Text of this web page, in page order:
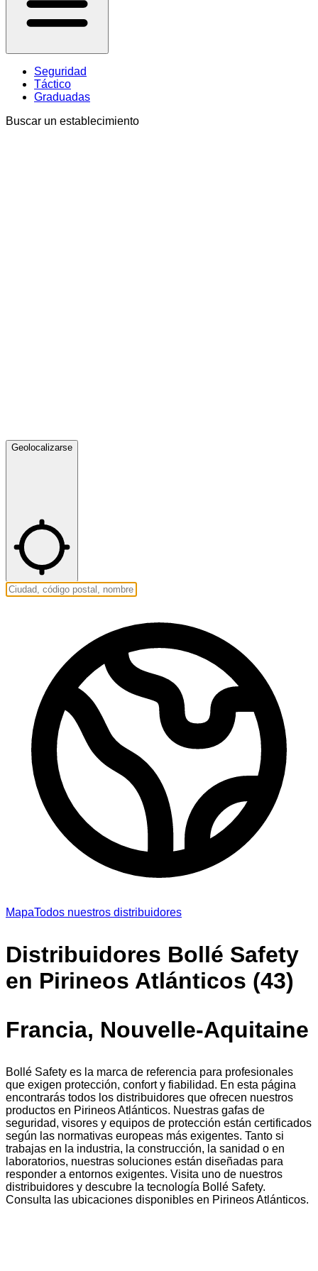
Seguridad
Táctico
Graduadas
Buscar un establecimiento
Geolocalizarse
MapaTodos nuestros distribuidores
Distribuidores Bollé Safety
en Pirineos Atlánticos (43)
Francia, Nouvelle-Aquitaine
Bollé Safety es la marca de referencia para profesionales
que exigen protección, confort y fiabilidad. En esta página
encontrarás todos los distribuidores que ofrecen nuestros
productos en Pirineos Atlánticos. Nuestras gafas de
seguridad, visores y equipos de protección están certificados
según las normativas europeas más exigentes. Tanto si
trabajas en la industria, la construcción, la sanidad o en
laboratorios, nuestras soluciones están diseñadas para
responder a entornos exigentes. Visita uno de nuestros
distribuidores y descubre la tecnología Bollé Safety.
Consulta las ubicaciones disponibles en Pirineos Atlánticos.